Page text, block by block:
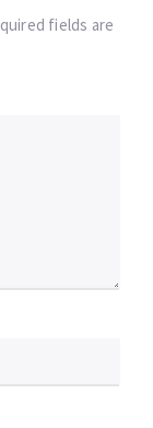
fields are